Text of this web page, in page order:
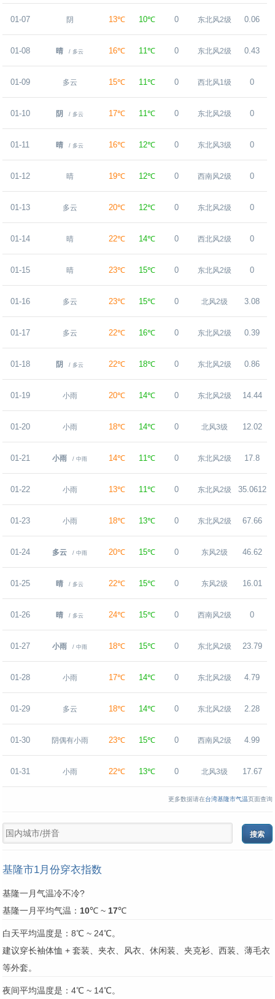
01-07 阴 13℃ 10℃ 0 东北风2级 0.06
01-08 晴 / 多云 16℃ 11℃ 0 东北风2级 0.43
01-09 多云 15℃ 11℃ 0 西北风1级 0
01-10 阴 / 多云 17℃ 11℃ 0 东北风2级 0
01-11 晴 / 多云 16℃ 12℃ 0 东北风3级 0
01-12 晴 19℃ 12℃ 0 西南风2级 0
01-13 多云 20℃ 12℃ 0 东北风2级 0
01-14 晴 22℃ 14℃ 0 西北风2级 0
01-15 晴 23℃ 15℃ 0 东北风2级 0
01-16 多云 23℃ 15℃ 0 北风2级 3.08
01-17 多云 22℃ 16℃ 0 东北风2级 0.39
01-18 阴 / 多云 22℃ 18℃ 0 东北风2级 0.86
01-19 小雨 20℃ 14℃ 0 东北风2级 14.44
01-20 小雨 18℃ 14℃ 0 北风3级 12.02
01-21 小雨 / 中雨 14℃ 11℃ 0 东北风2级 17.8
01-22 小雨 13℃ 11℃ 0 东北风2级 35.0612
01-23 小雨 18℃ 13℃ 0 东北风2级 67.66
01-24 多云 / 中雨 20℃ 15℃ 0 东风2级 46.62
01-25 晴 / 多云 22℃ 15℃ 0 东风2级 16.01
01-26 晴 / 多云 24℃ 15℃ 0 西南风2级 0
01-27 小雨 / 中雨 18℃ 15℃ 0 东北风2级 23.79
01-28 小雨 17℃ 14℃ 0 东北风2级 4.79
01-29 多云 18℃ 14℃ 0 东北风2级 2.28
01-30 阴偶有小雨 23℃ 15℃ 0 西南风2级 4.99
01-31 小雨 22℃ 13℃ 0 北风3级 17.67
更多数据请在台湾基隆市气温页面查询
基隆市1月份穿衣指数
基隆一月气温冷不冷?
基隆一月平均气温： 10℃ ~ 17℃
白天平均温度是：8℃ ~ 24℃。
建议穿长袖体恤 + 套装、夹衣、风衣、休闲装、夹克衫、西装、薄毛衣
等外套。
夜间平均温度是：4℃ ~ 14℃。